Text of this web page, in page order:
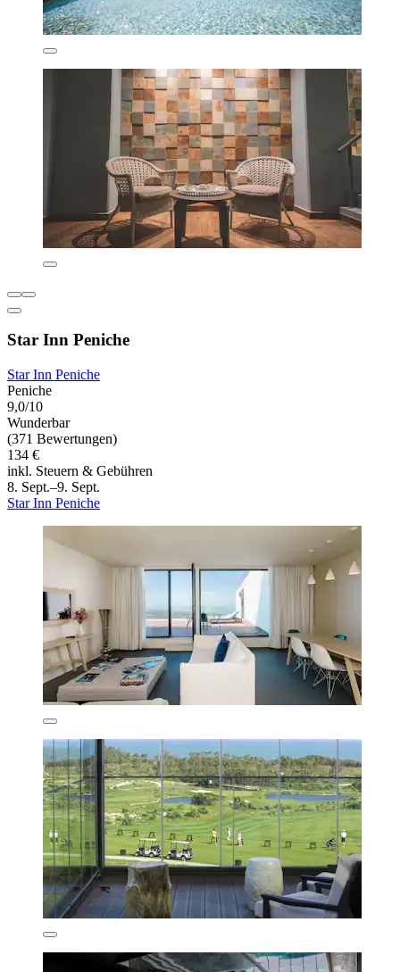
Star Inn Peniche
Star Inn Peniche
Peniche
9,0/10
Wunderbar
(371 Bewertungen)
134 €
inkl. Steuern & Gebühren
8. Sept.–9. Sept.
Star Inn Peniche